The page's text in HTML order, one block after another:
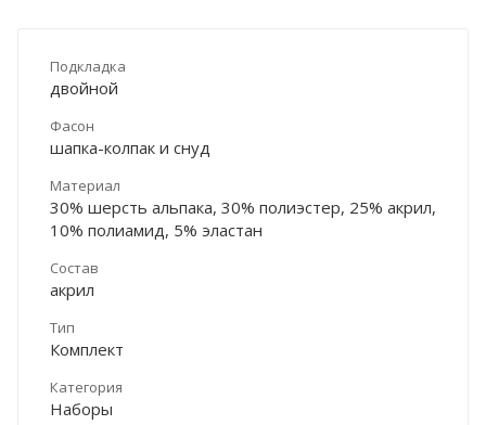
Подкладка
двойной
Фасон
шапка-колпак и снуд
Материал
30% шерсть альпака, 30% полиэстер, 25% акрил,
10% полиамид, 5% эластан
Состав
акрил
Тип
Комплект
Категория
Наборы